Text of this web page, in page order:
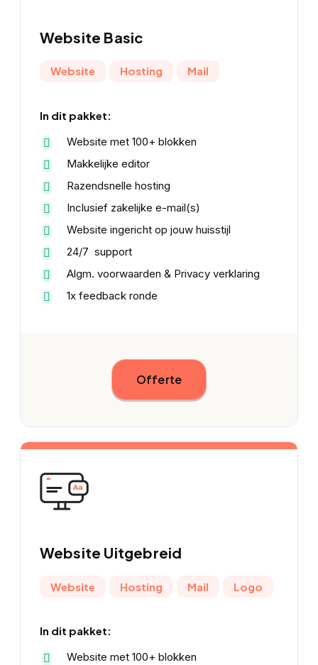
Website Basic
Website Hosting Mail
In dit pakket:
Website met 100+ blokken
Makkelijke editor
Razendsnelle hosting
Inclusief zakelijke e-mail(s)
Website ingericht op jouw huisstijl
24/7 support
Algm. voorwaarden & Privacy verklaring
1x feedback ronde
Offerte
Website Uitgebreid
Website Hosting Mail Logo
In dit pakket:
Website met 100+ blokken